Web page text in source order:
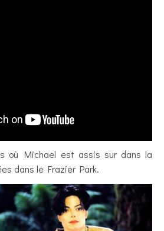
où Michael est assis sur dans la
dans le Frazier Park.